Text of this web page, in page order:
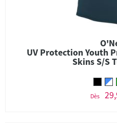
UV Protection Youth
Skins S/S
Dès